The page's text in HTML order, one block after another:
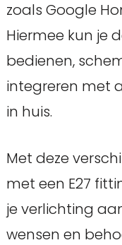
zoals Google
Hiermee kun je
bedienen,
integreren met
in huis.
Met deze
met een E27
je verlichting
wensen en